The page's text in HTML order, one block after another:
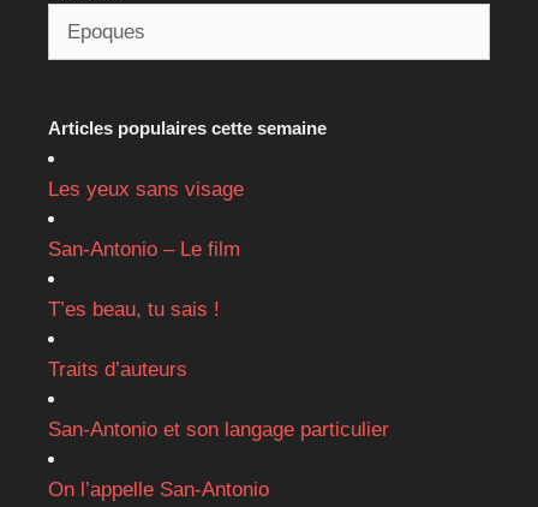
Articles populaires cette semaine
Les yeux sans visage
San-Antonio – Le film
T’es beau, tu sais !
Traits d’auteurs
San-Antonio et son langage particulier
On l’appelle San-Antonio